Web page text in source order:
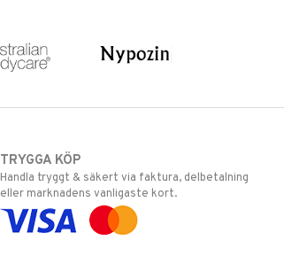
TRYGGA KÖP
Handla tryggt & säkert via faktura, delbetalning
eller marknadens vanligaste kort.